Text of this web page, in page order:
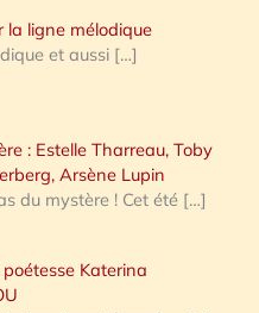
la ligne mélodique
et aussi […]
: Estelle Tharreau, Toby
Arsène Lupin
du mystère ! Cet été […]
Katerina